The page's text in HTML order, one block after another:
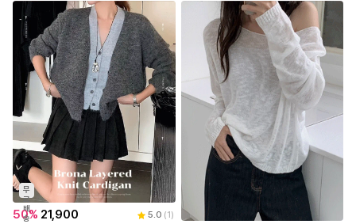
무
료
배
송
50% 21,900 5.0 (1 )